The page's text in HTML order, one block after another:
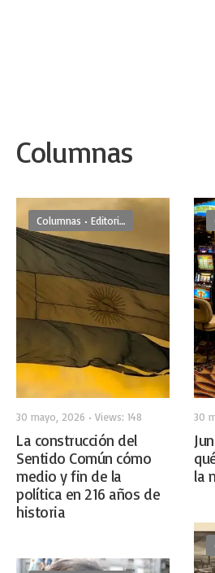
Columnas
Columnas • Editoriales
30 mayo, 2026 • Views: 148
La construcción del
Sentido Común cómo
medio y fin de la
política en 216 años de
historia
30
la